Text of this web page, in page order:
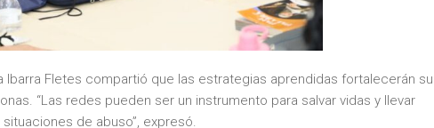
Ibarra Fletes compartió que las estrategias aprendidas fortalecerán su
“Las redes pueden ser un instrumento para salvar vidas y llevar
de abuso”, expresó.